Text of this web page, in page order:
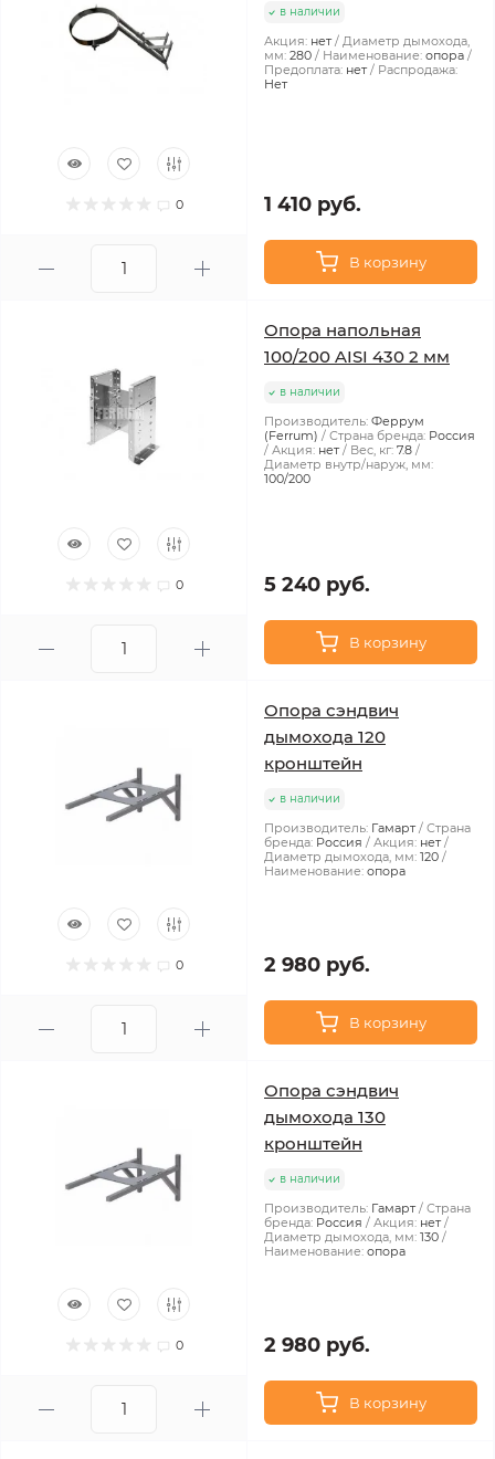
0
в наличии
Акция: нет
Диаметр дымохода,
мм: 280 Наименование: опора
Предоплата: нет
Распродажа:
Нет
1 410 руб.
В корзину
0
Опора напольная
100/200 AISI 430 2 мм
в наличии
Производитель: Феррум
(Ferrum)
Страна бренда: Россия
Акция: нет Вес, кг: 7.8
Диаметр внутр/наруж, мм:
100/200
5 240 руб.
В корзину
0
Опора сэндвич
дымохода 120
кронштейн
в наличии
Производитель: Гамарт
Страна
бренда: Россия Акция: нет
Диаметр дымохода, мм: 120
Наименование: опора
2 980 руб.
В корзину
0
Опора сэндвич
дымохода 130
кронштейн
в наличии
Производитель: Гамарт
Страна
бренда: Россия Акция: нет
Диаметр дымохода, мм: 130
Наименование: опора
2 980 руб.
В корзину